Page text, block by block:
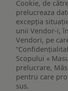
Cookie, de
prelucreaza
excepția
unii Vendor-i,
Vendori, pe
Scopului «
prelucrare,
pentru care
sus.